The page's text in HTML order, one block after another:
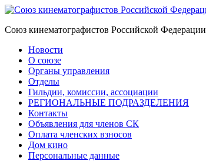
Союз кинематографистов Российской Федерации
Новости
О союзе
Органы управления
Отделы
Гильдии, комиссии, ассоциации
РЕГИОНАЛЬНЫЕ ПОДРАЗДЕЛЕНИЯ
Контакты
Объявления для членов СК
Оплата членских взносов
Дом кино
Персональные данные